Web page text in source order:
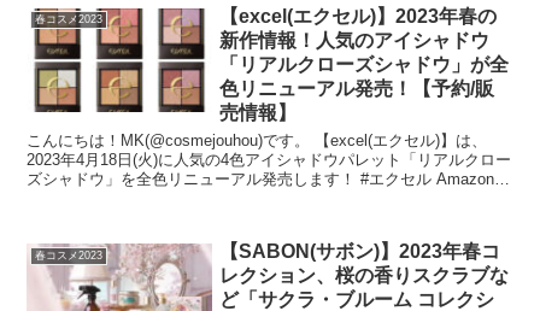
春コスメ2023
【excel(エクセル)】2023年春の
新作情報！人気のアイシャドウ
「リアルクローズシャドウ」が全
色リニューアル発売！【予約/販
売情報】
こんにちは！MK(@cosmejouhou)です。 【excel(エクセル)】は、
2023年4月18日(火)に人気の4色アイシャドウパレット「リアルクロー
ズシャドウ」を全色リニューアル発売します！ #エクセル Amazonで
春コスメ2023
【SABON(サボン)】2023年春コ
レクション、桜の香りスクラブな
ど「サクラ・ブルーム コレクシ